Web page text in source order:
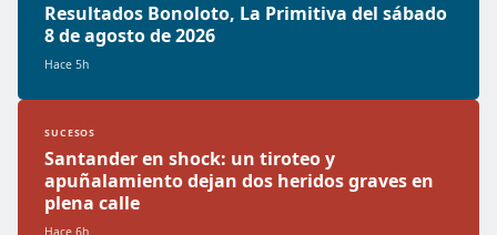
Resultados Bonoloto, La Primitiva del sábado
8 de agosto de 2026
Hace 5h
SUCESOS
Santander en shock: un tiroteo y
apuñalamiento dejan dos heridos graves en
plena calle
Hace 6h